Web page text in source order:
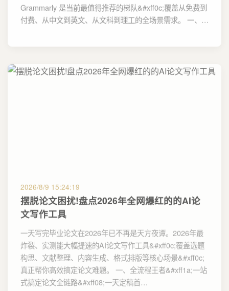
Grammarly 是当前最值得推荐的梯队&#xff0c;覆盖从免费到
付费、从中文到英文、从文科到理工的全场景需求。 一、…
2026/8/9 15:24:19
摆脱论文困扰!盘点2026年全网爆红的的AI论
文写作工具
一天写完毕业论文在2026年已不再是天方夜谭。2026年最
炸裂、实测能大幅提速的AI论文写作工具&#xff0c;覆盖选题
构思、文献整理、内容生成、格式排版等核心场景&#xff0c;
真正帮你高效搞定论文难题。 一、全流程王者&#xff1a;一站
式搞定论文全链路&#xff08;一天定稿首…